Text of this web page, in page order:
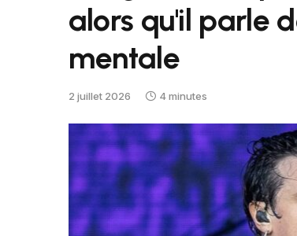
alors qu'il parle
mentale
2 juillet 2026 4 minutes